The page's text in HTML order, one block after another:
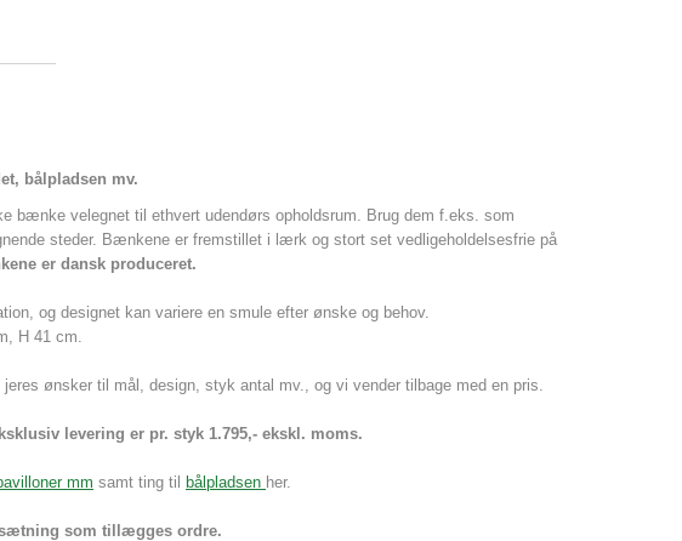
bålpladsen mv.
bænke velegnet til ethvert udendørs opholdsrum. Brug dem f.eks. som
steder. Bænkene er fremstillet i lærk og stort set vedligeholdelsesfrie på
er dansk produceret.
og designet kan variere en smule efter ønske og behov.
H 41 cm.
ønsker til mål, design, styk antal mv., og vi vender tilbage med en pris.
levering er pr. styk 1.795,- ekskl. moms.
mm samt ting til bålpladsen her.
som tillægges ordre.